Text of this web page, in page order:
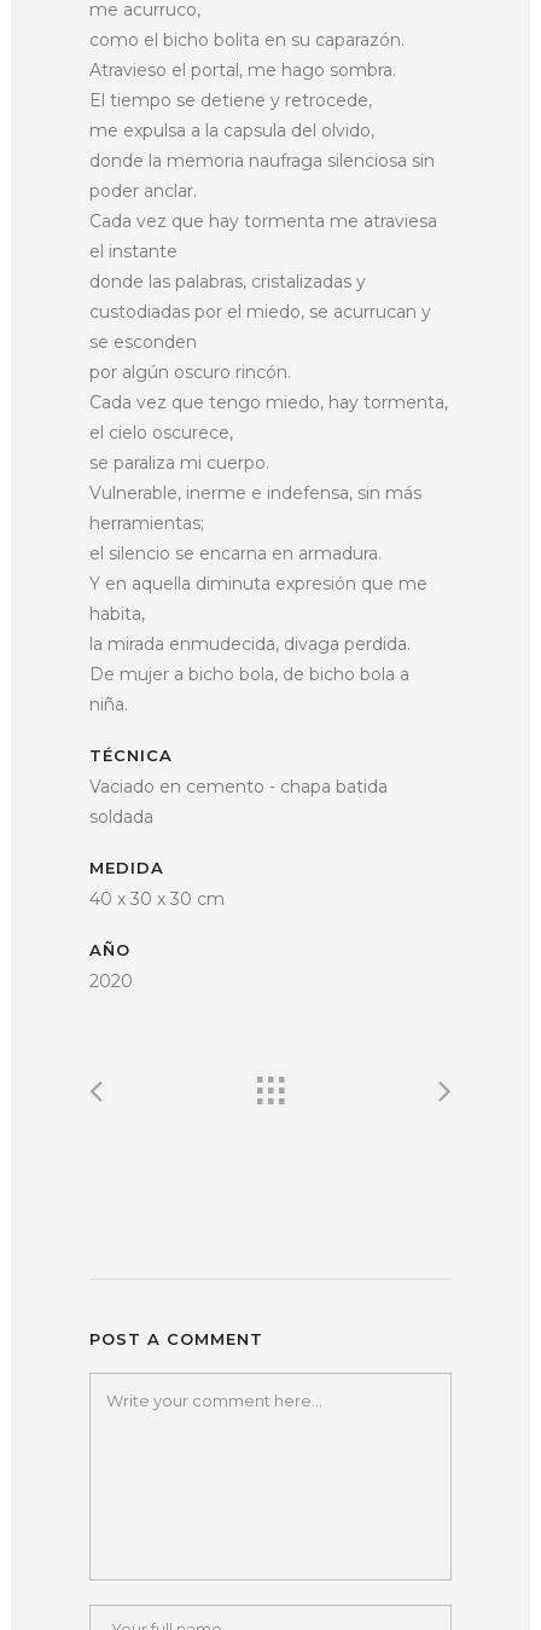
me acurruco,
como el bicho bolita en su caparazón.
Atravieso el portal, me hago sombra.
El tiempo se detiene y retrocede,
me expulsa a la capsula del olvido,
donde la memoria naufraga silenciosa sin
poder anclar.
Cada vez que hay tormenta me atraviesa
el instante
donde las palabras, cristalizadas y
custodiadas por el miedo, se acurrucan y
se esconden
por algún oscuro rincón.
Cada vez que tengo miedo, hay tormenta,
el cielo oscurece,
se paraliza mi cuerpo.
Vulnerable, inerme e indefensa, sin más
herramientas;
el silencio se encarna en armadura.
Y en aquella diminuta expresión que me
habita,
la mirada enmudecida, divaga perdida.
De mujer a bicho bola, de bicho bola a
niña.
TÉCNICA
Vaciado en cemento - chapa batida
soldada
MEDIDA
40 x 30 x 30 cm
AÑO
2020
POST A COMMENT